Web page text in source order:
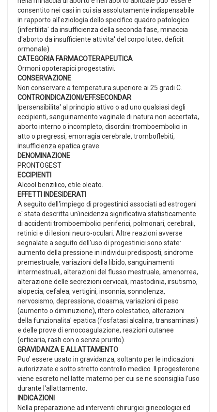
consentito nei casi in cui sia assolutamente indispensabile
in rapporto all'eziologia dello specifico quadro patologico
(infertilita' da insufficienza della seconda fase, minaccia
d'aborto da insufficiente attivita' del corpo luteo, deficit
ormonale).
CATEGORIA FARMACOTERAPEUTICA
Ormoni opoterapici progestativi.
CONSERVAZIONE
Non conservare a temperatura superiore ai 25 gradi C.
CONTROINDICAZIONI/EFF.SECONDAR
Ipersensibilita' al principio attivo o ad uno qualsiasi degli
eccipienti, sanguinamento vaginale di natura non accertata,
aborto interno o incompleto, disordini tromboembolici in
atto o pregressi, emorragia cerebrale, tromboflebiti,
insufficienza epatica grave.
DENOMINAZIONE
PRONTOGEST
ECCIPIENTI
Alcool benzilico, etile oleato.
EFFETTI INDESIDERATI
A seguito dell'impiego di progestinici associati ad estrogeni
e' stata descritta un'incidenza significativa statisticamente
di accidenti tromboembolici periferici, polmonari, cerebrali,
retinici e di lesioni neuro-oculari. Altre reazioni avverse
segnalate a seguito dell'uso di progestinici sono state:
aumento della pressione in individui predisposti, sindrome
premestruale, variazioni della libido, sanguinamenti
intermestruali, alterazioni del flusso mestruale, amenorrea,
alterazione delle secrezioni cervicali, mastodinia, irsutismo,
alopecia, cefalea, vertigini, insonnia, sonnolenza,
nervosismo, depressione, cloasma, variazioni di peso
(aumento o diminuzione), ittero colestatico, alterazioni
della funzionalita' epatica (fosfatasi alcalina, transaminasi)
e delle prove di emocoagulazione, reazioni cutanee
(orticaria, rash con o senza prurito).
GRAVIDANZA E ALLATTAMENTO
Puo' essere usato in gravidanza, soltanto per le indicazioni
autorizzate e sotto stretto controllo medico. Il progesterone
viene escreto nel latte materno per cui se ne sconsiglia l'uso
durante l'allattamento.
INDICAZIONI
Nella preparazione ad interventi chirurgici ginecologici ed